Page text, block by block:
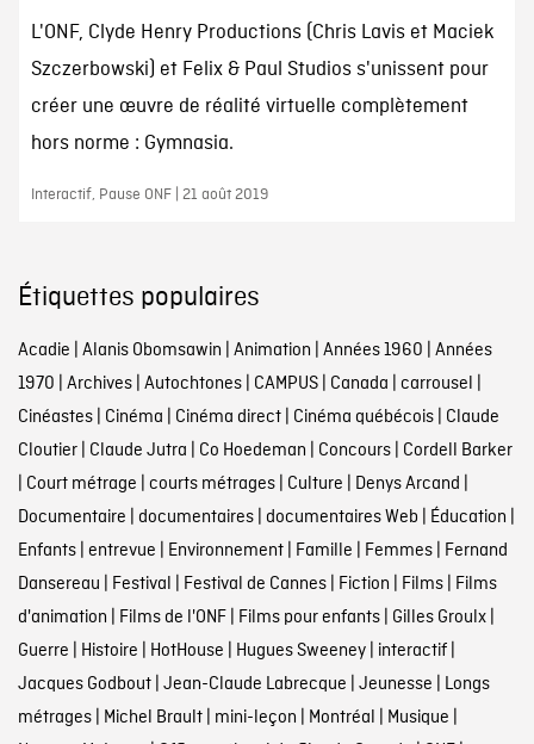
L'ONF, Clyde Henry Productions (Chris Lavis et Maciek
Szczerbowski) et Felix & Paul Studios s'unissent pour
créer une œuvre de réalité virtuelle complètement
hors norme : Gymnasia.
Interactif, Pause ONF | 21 août 2019
Étiquettes populaires
Acadie | Alanis Obomsawin | Animation | Années 1960 | Années
1970 | Archives| Autochtones| CAMPUS| Canada | carrousel |
Cinéastes| Cinéma | Cinéma direct| Cinéma québécois| Claude
Cloutier| Claude Jutra | Co Hoedeman | Concours| Cordell Barker
| Court métrage | courts métrages| Culture | Denys Arcand |
Documentaire | documentaires| documentaires Web | Éducation |
Enfants| entrevue | Environnement| Famille | Femmes| Fernand
Dansereau | Festival | Festival de Cannes| Fiction | Films| Films
d'animation | Films de l'ONF| Films pour enfants| Gilles Groulx|
Guerre | Histoire | HotHouse | Hugues Sweeney| interactif|
Jacques Godbout| Jean-Claude Labrecque | Jeunesse | Longs
métrages| Michel Brault| mini-leçon | Montréal | Musique |